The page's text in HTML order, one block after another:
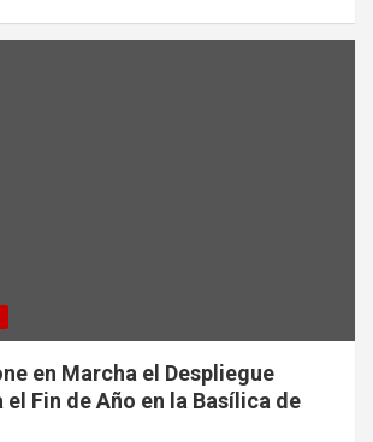
en Marcha el Despliegue
el Fin de Año en la Basílica de